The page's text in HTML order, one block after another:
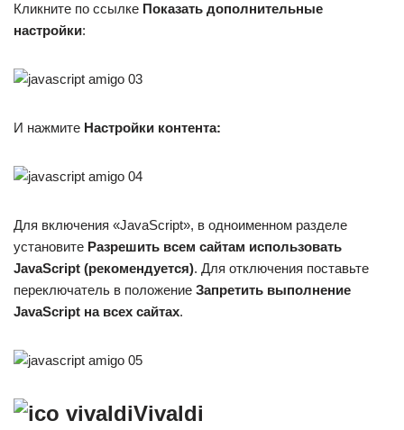
Кликните по ссылке Показать дополнительные
настройки:
И нажмите Настройки контента:
Для включения «JavaScript», в одноименном разделе
установите Разрешить всем сайтам использовать
JavaScript (рекомендуется). Для отключения поставьте
переключатель в положение Запретить выполнение
JavaScript на всех сайтах.
Vivaldi